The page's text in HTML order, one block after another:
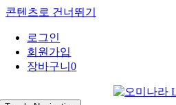
콘텐츠로 건너뛰기
로그인
회원가입
장바구니0